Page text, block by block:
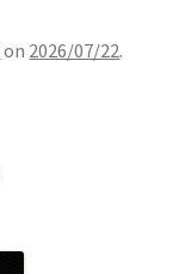
on 2026/07/22.